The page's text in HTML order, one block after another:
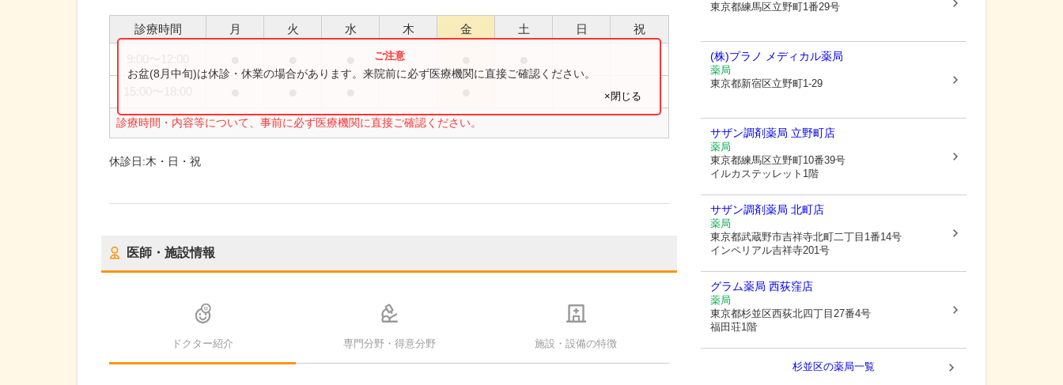
診療時間 月 火 水 木 金 土 日 祝
診療時間・内容等について、事前に必ず医療機関に直接ご確認ください。
お盆(8月中旬)は休診・休業の場合があります。来院前に必ず医療機関に直接ご確認ください。
×閉じる
休診日:木・日・祝
医師・施設情報
ドクター紹介 専門分野・得意分野 施設・設備の特徴
東京都練馬区立野町1番29号
(株)プラノ メディカル薬局
薬局
東京都新宿区立野町1-29
サザン調剤薬局 立野町店
薬局
東京都練馬区立野町10番39号
イルカステッレット1階
サザン調剤薬局 北町店
薬局
東京都武蔵野市吉祥寺北町二丁目1番14号
インペリアル吉祥寺201号
グラム薬局 西荻窪店
薬局
東京都杉並区西荻北四丁目27番4号
福田荘1階
杉並区の薬局一覧